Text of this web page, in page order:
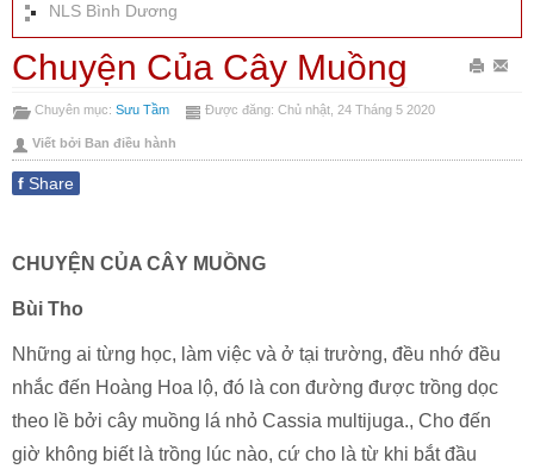
NLS Bình Dương
Chuyện Của Cây Muồng
nàybài
Chuyên mục: Sưu Tầm Được đăng: Chủ nhật, 24 Tháng 5 2020
Viết bởi Ban điều hành
f Share
CHUYỆN CỦA CÂY MUỒNG
Bùi Tho
Những ai từng học, làm việc và ở tại trường, đều nhớ đều
nhắc đến Hoàng Hoa lộ, đó là con đường được trồng dọc
theo lề bởi cây muồng lá nhỏ Cassia multijuga., Cho đến
giờ không biết là trồng lúc nào, cứ cho là từ khi bắt đầu